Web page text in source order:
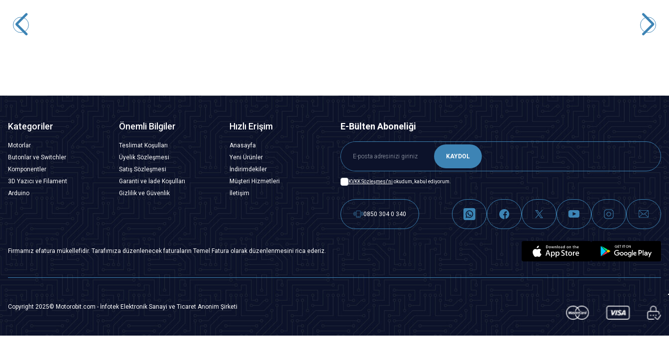
Kategoriler
Motorlar
Butonlar ve Switchler
Komponentler
3D Yazıcı ve Filament
Arduino
Önemli Bilgiler
Teslimat Koşulları
Üyelik Sözleşmesi
Satış Sözleşmesi
Garanti ve İade Koşulları
Gizlilik ve Güvenlik
Hızlı Erişim
Anasayfa
Yeni Ürünler
İndirimdekiler
Müşteri Hizmetleri
İletişim
E-Bülten Aboneliği
KAYDOL
KVKK Sözleşmesi'ni okudum, kabul ediyorum.
0850 304 0 340
Firmamız efatura mükellefidir. Tarafımıza düzenlenecek faturaların Temel Fatura olarak düzenlenmesini rica ederiz.
Copyright 2025© Motorobit.com - İnfotek Elektronik Sanayi ve Ticaret Anonim Şirketi